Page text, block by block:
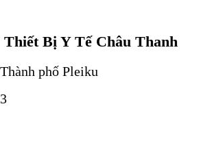
Bị Y Tế Châu Thanh
phố Pleiku